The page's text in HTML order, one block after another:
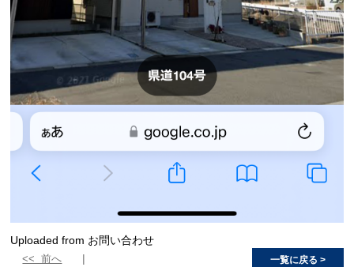
Uploaded from お問い合わせ
<< 前へ 一覧に戻る >